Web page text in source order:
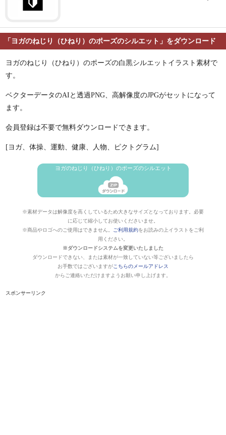
「ヨガのねじり（ひねり）のポーズのシルエット」をダウンロード
ヨガのねじり（ひねり）のポーズの白黒シルエットイラスト素材で
す。
ベクターデータのAIと透過PNG、高解像度のJPGがセットになって
ます。
会員登録は不要で無料ダウンロードできます。
[ヨガ、体操、運動、健康、人物、ピクトグラム]
ヨガのねじり（ひねり）のポーズのシルエット
※素材データは解像度を高くしているため大きなサイズとなっております。必要
に応じて縮小してお使いくださいませ。
※商品やロゴへのご使用はできません。
ご利用規約をお読みの上イラストをご利
用ください。
※ダウンロードシステムを変更いたしました
ダウンロードできない、または素材が一致していない等ございましたら
お手数ではございますがこちらのメールアドレス
からご連絡いただけますようお願い申し上げます。
スポンサーリンク